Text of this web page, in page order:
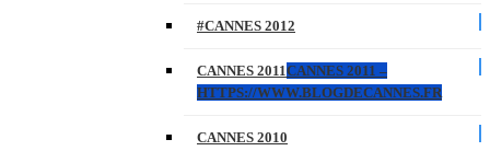
#CANNES 2012
CANNES 2011CANNES 2011 –
HTTPS://WWW.BLOGDECANNES.FR
CANNES 2010